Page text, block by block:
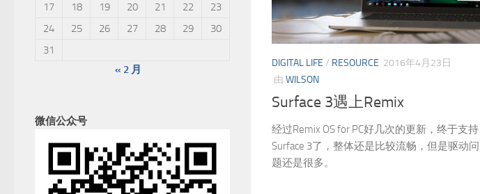
DIGITAL LIFE / RESOURCE 2016年4月23日
由 WILSON
Surface 3遇上Remix
经过Remix OS for PC好几次的更新，终于支持
Surface 3了，整体还是比较流畅，但是驱动问
题还是很多。
17
18 19 20 21 22
23
24
25 26 27 28 29
30
31
« 2 月
微信公众号